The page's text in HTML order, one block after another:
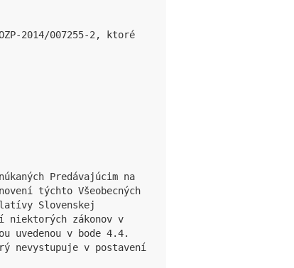
2014/007255-2, ktoré
Predávajúcim na
týchto Všeobecných
Slovenskej
niektorých zákonov v
uvedenou v bode 4.4.
nevystupuje v postavení